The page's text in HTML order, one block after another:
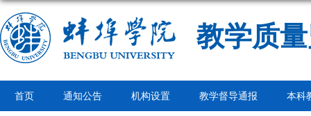
教学质
首页 通知公告 机构设置 教学督导通报 本科